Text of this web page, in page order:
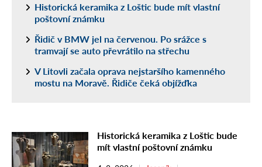
Historická keramika z Loštic bude mít vlastní
poštovní známku
Řidič v BMW jel na červenou. Po srážce s
tramvají se auto převrátilo na střechu
V Litovli začala oprava nejstaršího kamenného
mostu na Moravě. Řidiče čeká objížďka
Historická keramika z Loštic bude
mít vlastní poštovní známku